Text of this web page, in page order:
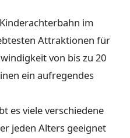
im
Attraktionen für
von bis zu 20
ein aufregendes
es viele verschiedene
jeden Alters geeignet